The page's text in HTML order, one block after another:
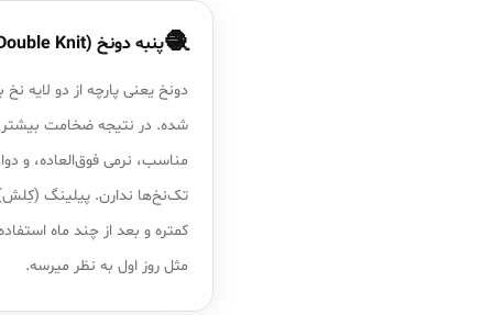
🧶پنبه دونخ (Double Knit)
دونخ یعنی پارچه از دو لایه نخ
شده. در نتیجه ضخامت
مناسب، نرمی فوق‌العاده، و
تک‌نخ‌ها ندارن. پیلینگ
کمتره و بعد از چند ماه
مثل روز اول به نظر میرسه.